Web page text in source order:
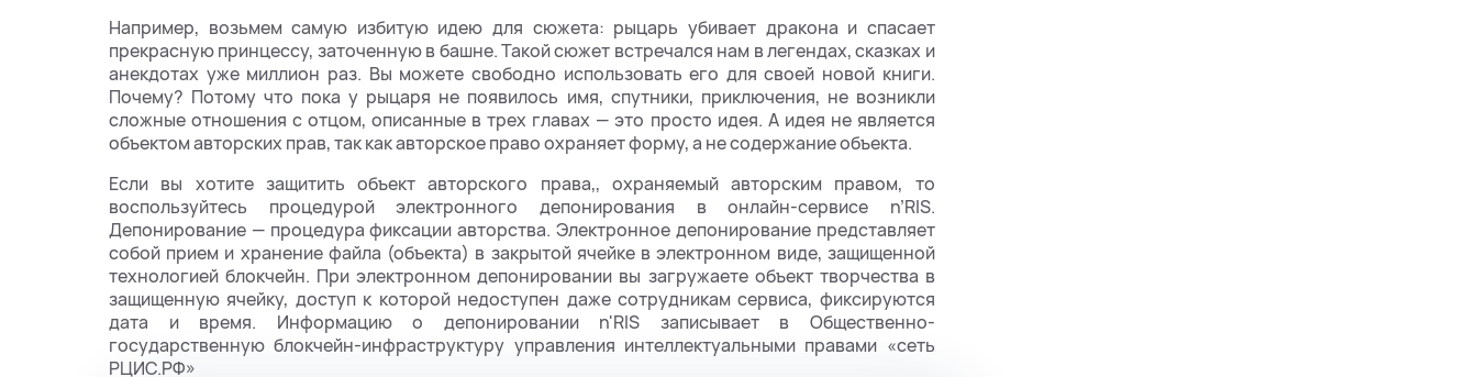
Например, возьмем самую избитую идею для сюжета: рыцарь убивает дракона и спасает
прекрасную принцессу, заточенную в башне. Такой сюжет встречался нам в легендах, сказках и
анекдотах уже миллион раз. Вы можете свободно использовать его для своей новой книги.
Почему? Потому что пока у рыцаря не появилось имя, спутники, приключения, не возникли
сложные отношения с отцом, описанные в трех главах — это просто идея. А идея не является
объектом авторских прав, так как авторское право охраняет форму, а не содержание объекта.
Если вы хотите защитить объект авторского права,, охраняемый авторским правом, то
воспользуйтесь процедурой электронного депонирования в онлайн-сервисе n’RIS.
Депонирование — процедура фиксации авторства. Электронное депонирование представляет
собой прием и хранение файла (объекта) в закрытой ячейке в электронном виде, защищенной
технологией блокчейн. При электронном депонировании вы загружаете объект творчества в
защищенную ячейку, доступ к которой недоступен даже сотрудникам сервиса, фиксируются
дата и время. Информацию о депонировании n'RIS записывает в Общественно-
государственную блокчейн-инфраструктуру управления интеллектуальными правами «сеть
РЦИС.РФ»